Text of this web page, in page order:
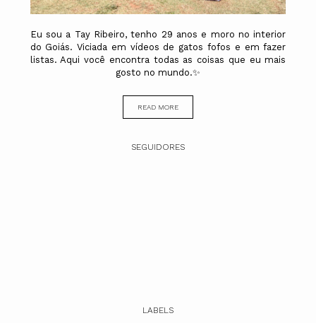
Eu sou a Tay Ribeiro, tenho 29 anos e moro no interior
do Goiás. Viciada em vídeos de gatos fofos e em fazer
listas. Aqui você encontra todas as coisas que eu mais
gosto no mundo.✨
READ MORE
SEGUIDORES
LABELS